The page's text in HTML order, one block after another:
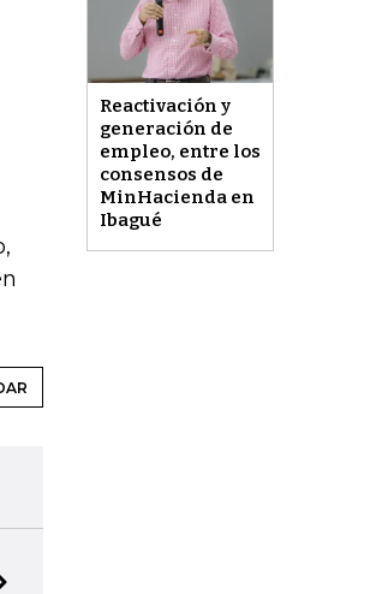
Reactivación y
generación de
empleo, entre los
consensos de
MinHacienda en
Ibagué